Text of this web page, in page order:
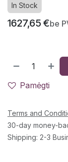
In Stock
1627,65 €be
Pamėgti
Terms and
30-day money-
Shipping: 2-3